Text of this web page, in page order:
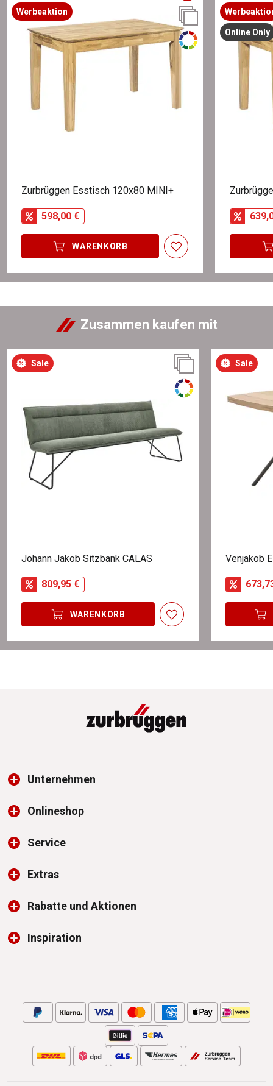
Werbeaktion
Zurbrüggen Esstisch 120x80 MINI+
598,00 €
WARENKORB
Online Only
Zusammen kaufen mit
Sale
Johann Jakob Sitzbank CALAS
809,95 €
WARENKORB
Sale
Venjakob
Unternehmen
Onlineshop
Service
Extras
Rabatte und Aktionen
Inspiration